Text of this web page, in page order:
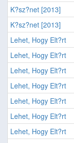
K?sz?net [2013]
K?sz?net [2013]
Lehet, Hogy Elt?rt
Lehet, Hogy Elt?rt
Lehet, Hogy Elt?rt
Lehet, Hogy Elt?rt
Lehet, Hogy Elt?rt
Lehet, Hogy Elt?rt
Lehet, Hogy Elt?rt